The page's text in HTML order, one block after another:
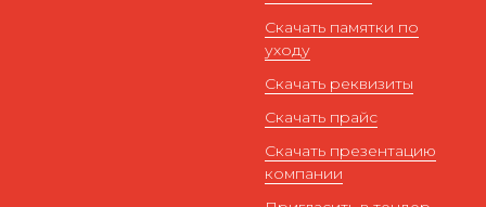
Скачать памятки по
уходу
Скачать реквизиты
Скачать прайс
Скачать презентацию
компании